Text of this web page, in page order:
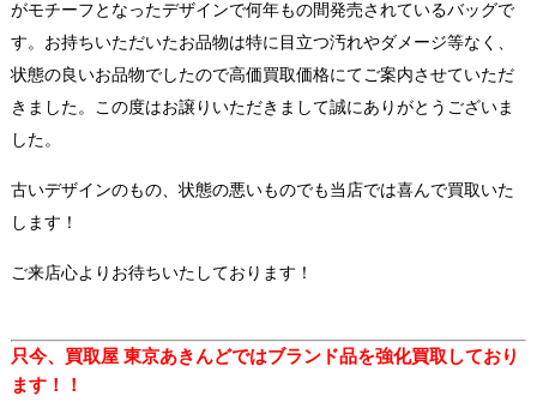
がモチーフとなったデザインで何年もの間発売されているバッグで
す。お持ちいただいたお品物は特に目立つ汚れやダメージ等なく、
状態の良いお品物でしたので高価買取価格にてご案内させていただ
きました。この度はお譲りいただきまして誠にありがとうございま
した。
古いデザインのもの、状態の悪いものでも当店では喜んで買取いた
します！
ご来店心よりお待ちいたしております！
只今、買取屋 東京あきんどではブランド品を強化買取しており
ます！！